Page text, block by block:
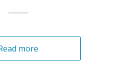
more